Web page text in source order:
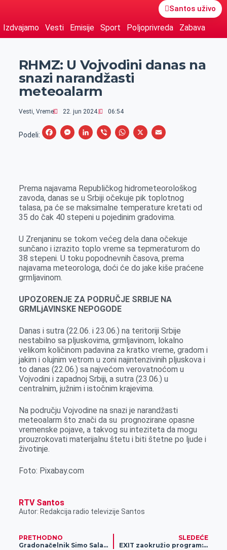
Santos uživo
Izdvajamo Vesti Emisije Sport Poljoprivreda Zabava
RHMZ: U Vojvodini danas na
snazi narandžasti
meteoalarm
Vesti, Vreme 22. jun 2024. 06:54
Podeli:
F
b
o
o
M
e
n
g
r
L
e
d
I
V
r
W
s
A
p
X
E
l
Prema najavama Republičkog hidrometeorološkog
zavoda, danas se u Srbiji očekuje pik toplotnog
talasa, pa će se maksimalne temperature kretati od
35 do čak 40 stepeni u pojedinim gradovima.
U Zrenjaninu se tokom većeg dela dana očekuje
sunčano i izrazito toplo vreme sa tepmeraturom do
38 stepeni. U toku popodnevnih časova, prema
najavama meteorologa, doći će do jake kiše praćene
grmljavinom.
UPOZORENJE ZA PODRUČJE SRBIJE NA
GRMLјAVINSKE NEPOGODE
Danas i sutra (22.06. i 23.06.) na teritoriji Srbije
nestabilno sa plјuskovima, grmlјavinom, lokalno
velikom količinom padavina za kratko vreme, gradom i
jakim i olujnim vetrom u zoni najintenzivinih plјuskova i
to danas (22.06.) sa najvećom verovatnoćom u
Vojvodini i zapadnoj Srbiji, a sutra (23.06.) u
centralnim, južnim i istočnim krajevima.
Na području Vojvodine na snazi je narandžasti
meteoalarm što znači da su prognozirane opasne
vremenske pojave, a takvog su inteziteta da mogu
prouzrokovati materijalnu štetu i biti štetne po ljude i
životinje.
Foto: Pixabay.com
RTV Santos
Autor: Redakcija radio televizije Santos
PRETHODNO
Gradonačelnik Simo Salapura uručio još 22 ugovora za ekonomsko osnaživanje mladih
SLEDEĆE
EXIT zaokružio program: Od hip hopa, popa i zvezda elektronske scene do furioznih gitarskih rifova – EXIT 2024 ima sve!